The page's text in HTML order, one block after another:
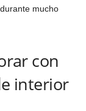
mucho
con
interior